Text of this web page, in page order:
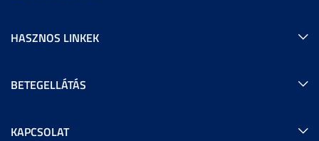
HASZNOS LINKEK
BETEGELLÁTÁS
KAPCSOLAT